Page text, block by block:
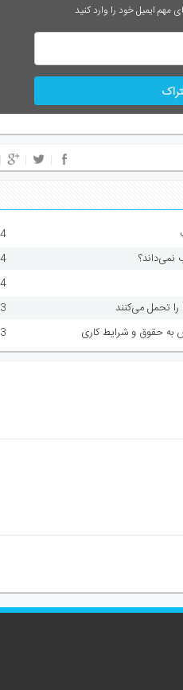
مهم ایمیل خود را وارد کنید
نمی‌داند؟
را تحمل می‌کنند
به حقوق و شرایط کاری